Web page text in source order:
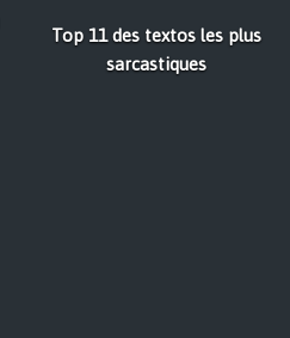
Top 11 des textos les plus
sarcastiques